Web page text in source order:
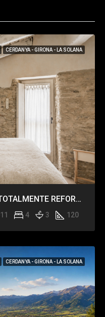
CERDANYA - GIRONA - LA SOLANA
GER – CASA DE PUEBLO TOTALMENTE REFORMADA
4 3 120
CERDANYA - GIRONA - LA SOLANA